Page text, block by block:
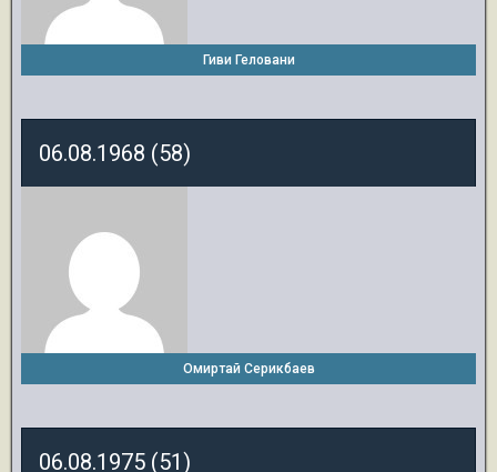
Гиви Геловани
06.08.1968 (58)
Омиртай Серикбаев
06.08.1975 (51)